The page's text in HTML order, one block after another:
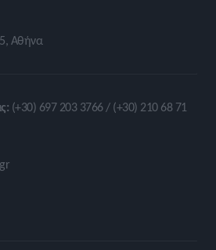
Αθήνα
(+30) 697 203 3766 / (+30) 210 68 71